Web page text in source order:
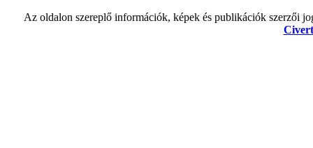
Az oldalon szereplő információk, képek és publikációk szerzői